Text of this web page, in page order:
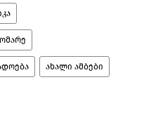
ახალი ამბები